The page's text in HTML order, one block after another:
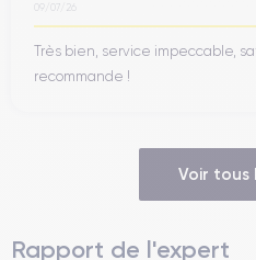
09/07/26
Très bien, service impeccable,
recommande !
Voir tous
Rapport de l'expert